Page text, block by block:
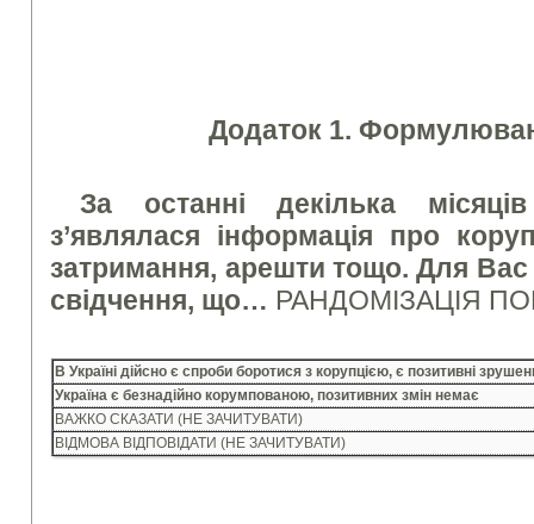
Додаток 1.
За останні декілька
з’являлася інформація про
затримання, арешти тощо. Для Вас
свідчення, що… РАНДОМІЗАЦІЯ
В Україні дійсно є спроби боротися з корупцією, є позитивні
Україна є безнадійно корумпованою, позитивних змін немає
ВАЖКО СКАЗАТИ (НЕ ЗАЧИТУВАТИ)
ВІДМОВА ВІДПОВІДАТИ (НЕ ЗАЧИТУВАТИ)